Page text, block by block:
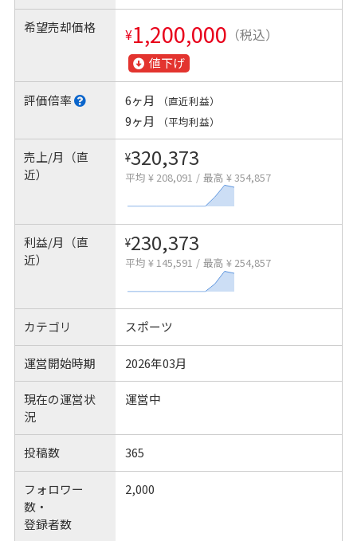
希望売却価格 ¥1,200,000 （税込）
値下げ
評価倍率 6ヶ月 （直近利益）
9ヶ月 （平均利益）
売上/月（直
近）
¥320,373
平均 ¥ 208,091 / 最高 ¥ 354,857
利益/月（直
近）
¥230,373
平均 ¥ 145,591 / 最高 ¥ 254,857
カテゴリ スポーツ
運営開始時期 2026年03月
現在の運営状
況
運営中
投稿数 365
フォロワー
数・
登録者数
2,000